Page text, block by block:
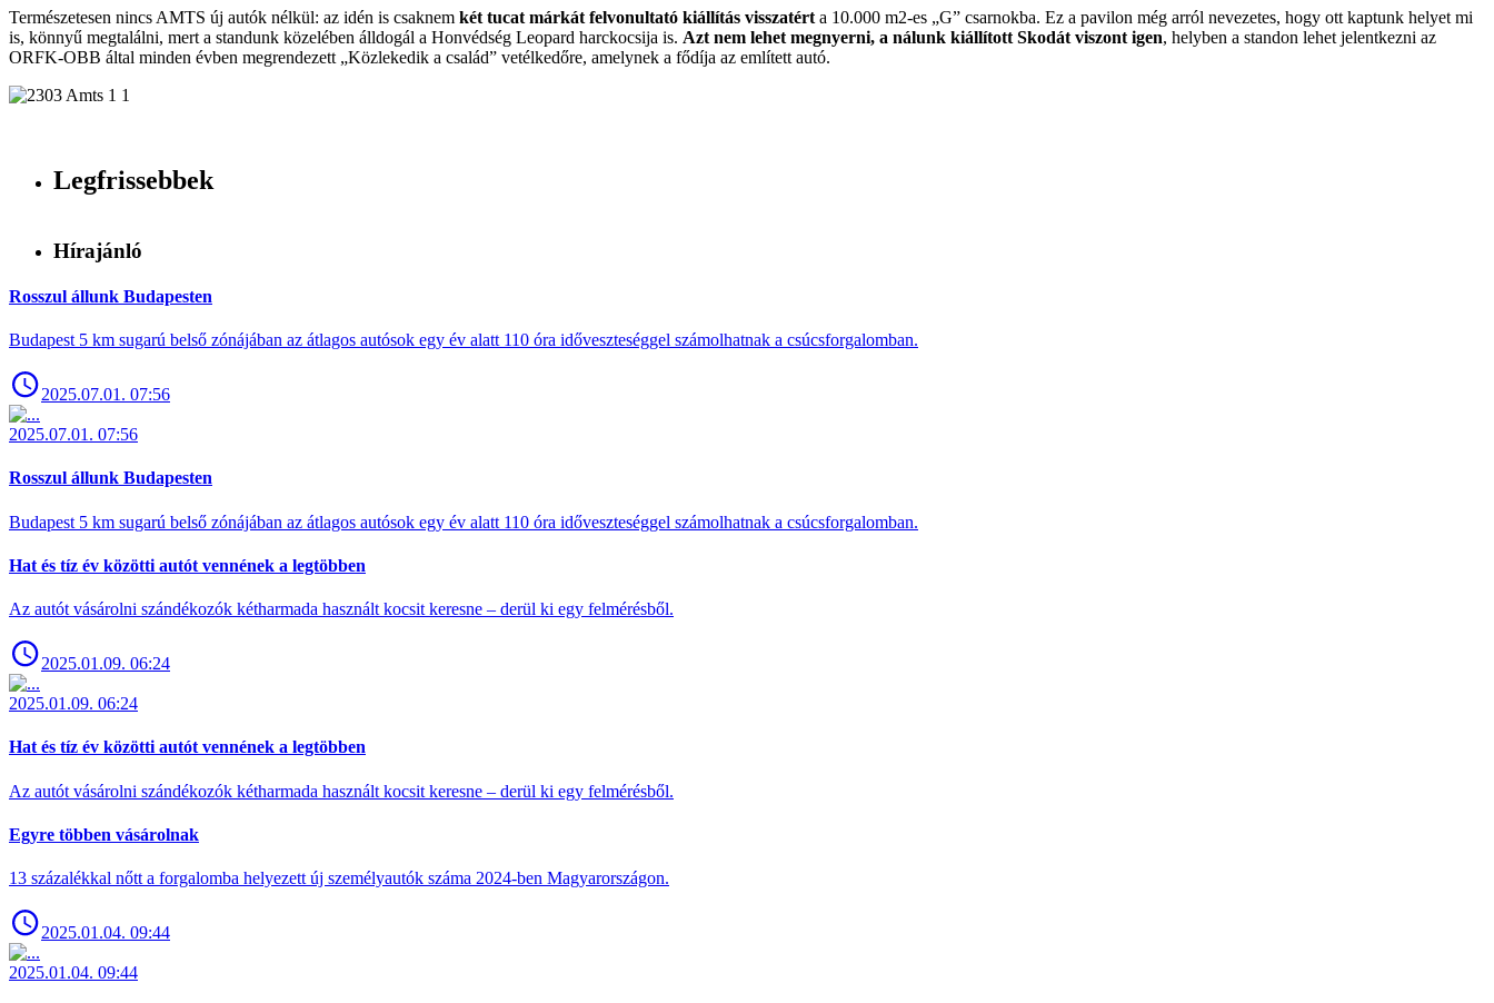
Természetesen nincs AMTS új autók nélkül: az idén is csaknem két tucat márkát felvonultató kiállítás visszatért a 10.000 m2-es „G” csarnokba. Ez a pavilon még arról nevezetes, hogy ott kaptunk helyet mi
is, könnyű megtalálni, mert a standunk közelében álldogál a Honvédség Leopard harckocsija is. Azt nem lehet megnyerni, a nálunk kiállított Skodát viszont igen, helyben a standon lehet jelentkezni az
ORFK-OBB által minden évben megrendezett „Közlekedik a család” vetélkedőre, amelynek a fődíja az említett autó.
Legfrissebbek
Hírajánló
Rosszul állunk Budapesten
Budapest 5 km sugarú belső zónájában az átlagos autósok egy év alatt 110 óra időveszteséggel számolhatnak a csúcsforgalomban.
2025.07.01. 07:56
2025.07.01. 07:56
Rosszul állunk Budapesten
Budapest 5 km sugarú belső zónájában az átlagos autósok egy év alatt 110 óra időveszteséggel számolhatnak a csúcsforgalomban.
Hat és tíz év közötti autót vennének a legtöbben
Az autót vásárolni szándékozók kétharmada használt kocsit keresne – derül ki egy felmérésből.
2025.01.09. 06:24
2025.01.09. 06:24
Hat és tíz év közötti autót vennének a legtöbben
Az autót vásárolni szándékozók kétharmada használt kocsit keresne – derül ki egy felmérésből.
Egyre többen vásárolnak
13 százalékkal nőtt a forgalomba helyezett új személyautók száma 2024-ben Magyarországon.
2025.01.04. 09:44
2025.01.04. 09:44